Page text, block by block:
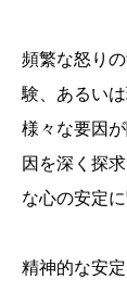
頻繁な怒り
験、あるい
様々な要因
因を深く探
な心の安定
精神的な安